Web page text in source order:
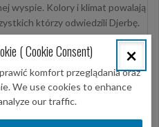
wyspie. Kolory i klimat powalają
którzy odwiedzili Djerbę.
Odpowiedz
×
( Cookie Consent)
komfort przeglądania oraz
We use cookies to enhance
our traffic.